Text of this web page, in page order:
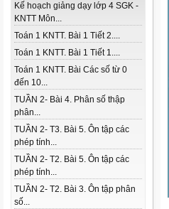
Kế hoạch giảng dạy lớp 4 SGK -
KNTT Môn...
Toán 1 KNTT. Bài 1 Tiết 2....
Toán 1 KNTT. Bài 1 Tiết 1....
Toán 1 KNTT. Bài Các số từ 0
đến 10...
TUẦN 2- Bài 4. Phân số thập
phân...
TUẦN 2- T3. Bài 5. Ôn tập các
phép tính...
TUẦN 2- T2. Bài 5. Ôn tập các
phép tính...
TUẦN 2- T2. Bài 3. Ôn tập phân
số...